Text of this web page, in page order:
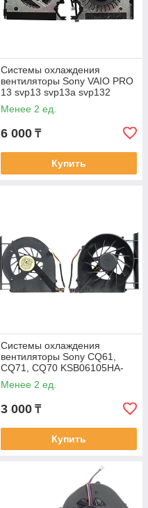
Системы охлаждения
вентиляторы Sony VAIO PRO
13 svp13 svp13a svp132
svp132a ND55C02-14J10 4pin
CPU FAN кулер
Менее 2 ед.
6 000 ₸
Купить
Системы охлаждения
вентиляторы Sony CQ61,
CQ71, CQ70 KSB06105HA-
8K35, UFB75B05H, 3pin,
Кулер, FAN
Менее 2 ед.
3 000 ₸
Купить